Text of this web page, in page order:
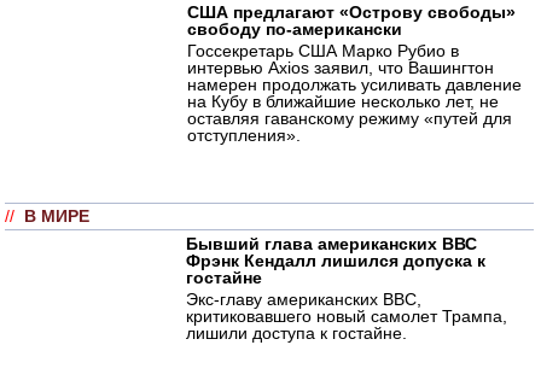
США предлагают «Острову свободы»
свободу по-американски
Госсекретарь США Марко Рубио в
интервью Axios заявил, что Вашингтон
намерен продолжать усиливать давление
на Кубу в ближайшие несколько лет, не
оставляя гаванскому режиму «путей для
отступления».
// В МИРЕ
Бывший глава американских ВВС
Фрэнк Кендалл лишился допуска к
гостайне
Экс-главу американских ВВС,
критиковавшего новый самолет Трампа,
лишили доступа к гостайне.